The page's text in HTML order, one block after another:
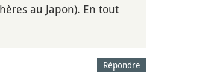
au Japon). En tout
Répondre